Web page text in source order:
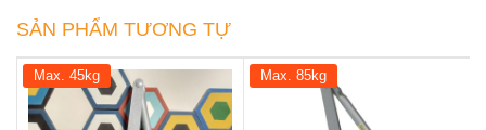
SẢN PHẨM TƯƠNG TỰ
Max. 45kg Max. 85kg